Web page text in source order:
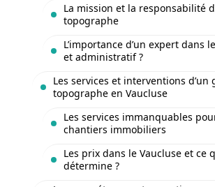
La mission et la responsabilité
topographe
L’importance d’un expert dans
et administratif ?
Les services et interventions d’un
topographe en Vaucluse
Les services immanquables
chantiers immobiliers
Les prix dans le Vaucluse et ce
détermine ?